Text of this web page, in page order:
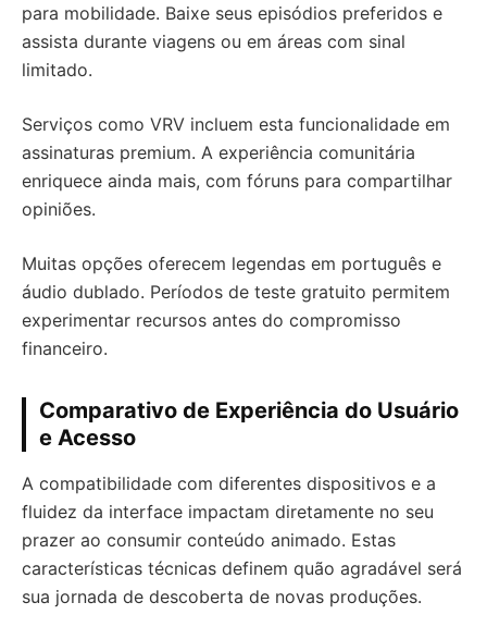
para mobilidade. Baixe seus episódios preferidos e
assista durante viagens ou em áreas com sinal
limitado.
Serviços como VRV incluem esta funcionalidade em
assinaturas premium. A experiência comunitária
enriquece ainda mais, com fóruns para compartilhar
opiniões.
Muitas opções oferecem legendas em português e
áudio dublado. Períodos de teste gratuito permitem
experimentar recursos antes do compromisso
financeiro.
Comparativo de Experiência do Usuário
e Acesso
A compatibilidade com diferentes dispositivos e a
fluidez da interface impactam diretamente no seu
prazer ao consumir conteúdo animado. Estas
características técnicas definem quão agradável será
sua jornada de descoberta de novas produções.